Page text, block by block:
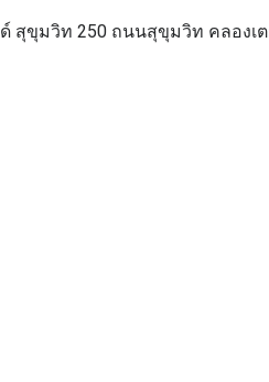
สุขุมวิท 250 ถนนสุขุมวิท คลองเต